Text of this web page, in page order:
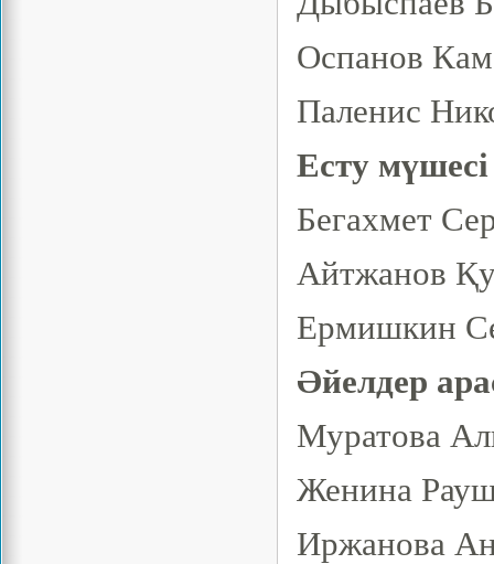
Оспанов
Паленис
Есту
Бегахмет
Айтжанов
Ермишкин
Әйелдер
Муратова
Женина
Иржанова